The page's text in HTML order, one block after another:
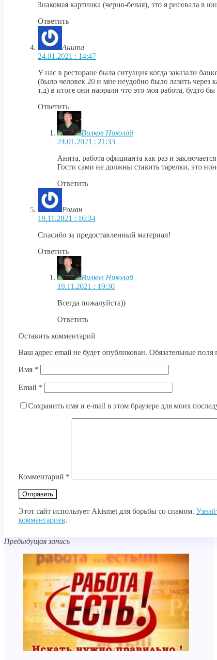
Знакомая картинка (черно-белая), это я рисовала в
Ответить
Анита
24.01.2021 : 14:47
У нас в ресторане была ситуация когда заказали
(было человек 20 и мне неудобно было лазить через
т.д) в итоге они наорали что это моя работа, будто
Ответить
Вилков Николай
24.01.2021 : 21:33
Анита, работа официанта как раз и
Гости сами не должны ставить тарелки, это
Ответить
Роман
19.11.2021 : 16:34
Спасибо за предоставленный материал!
Ответить
Вилков Николай
19.11.2021 : 19:30
Всегда пожалуйста))
Ответить
Оставить комментарий
Ваш адрес email не будет опубликован. Обязательные
Имя *
Email *
Сохранить имя и e-mail в этом браузере для моих
Комментарий *
Этот сайт использует Akismet для борьбы со спамом.
комментариев.
Предыдущая запись